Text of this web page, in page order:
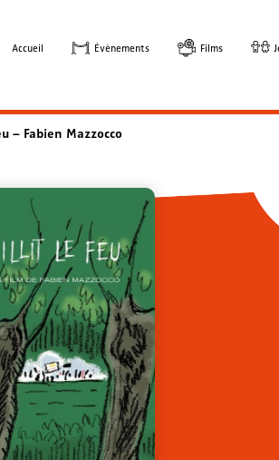
Accueil Évènements Films
– Fabien Mazzocco